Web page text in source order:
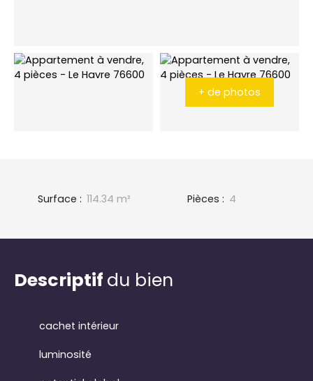
+ de photos
Surface : 114.34 m² Pièces : 4
Descriptif du bien
cachet intérieur
luminosité